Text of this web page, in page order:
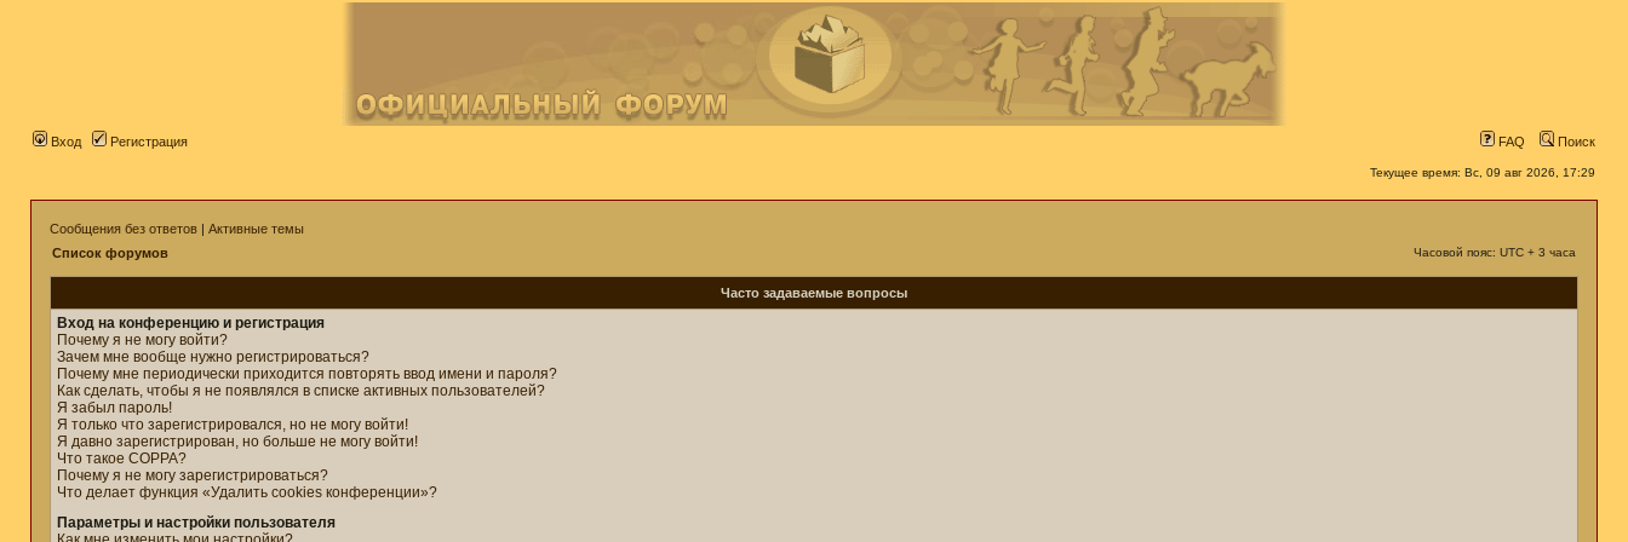
Вход Регистрация FAQ Поиск
Текущее время: Вс, 09 авг 2026, 17:29
Сообщения без ответов | Активные темы
Список форумов
Часовой пояс: UTC + 3 часа
Часто задаваемые вопросы
Вход на конференцию и регистрация
Почему я не могу войти?
Зачем мне вообще нужно регистрироваться?
Почему мне периодически приходится повторять ввод имени и пароля?
Как сделать, чтобы я не появлялся в списке активных пользователей?
Я забыл пароль!
Я только что зарегистрировался, но не могу войти!
Я давно зарегистрирован, но больше не могу войти!
Что такое COPPA?
Почему я не могу зарегистрироваться?
Что делает функция «Удалить cookies конференции»?
Параметры и настройки пользователя